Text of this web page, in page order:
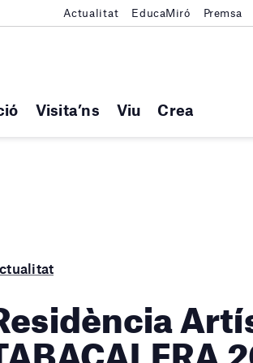
Visita’ns Viu Crea
Actualitat EducaMiró Premsa